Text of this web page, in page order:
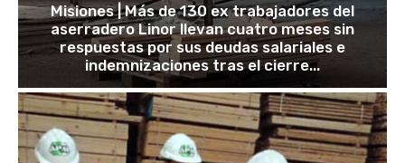
Misiones | Más de 130 ex trabajadores del
aserradero Linor llevan cuatro meses sin
respuestas por sus deudas salariales e
indemnizaciones tras el cierre...